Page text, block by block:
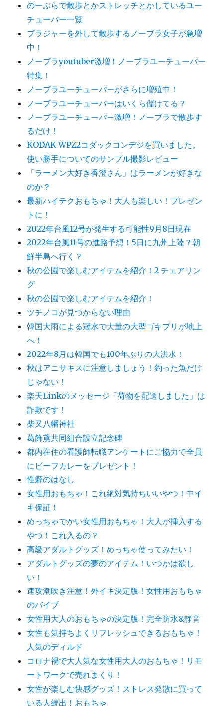
のーぶらで散歩とかストレッチとかしているユー
チューバー一覧
ブラジャーを外して散歩するノーブラ女子が急増
中！
ノーブラyoutuber激増！ノーブラユーチューバー
特集！
ノーブラユーチューバーがさらに増殖中！
ノーブラユーチューバーはいくら儲けてる？
ノーブラユーチューバー激増！ノーブラで散歩す
るだけ！
KODAK WPZ2コダックコンデジを買いました。
使い勝手についてのサンプル撮影レビュー
「ラーメン大好き香澄さん」はラーメンが好きな
のか？
最新ハイテクおもちゃ！大人も楽しい！プレゼン
トに！
2022年台風12号が発生する可能性9月8日現在
2022年台風11号の進路予想！5日に九州上陸？朝
鮮半島へ行く？
秋の公園で楽しむアイテムを紹介！2 チェアリン
グ
秋の公園で楽しむアイテムを紹介！
ツチノコが見つからない理由
韓国大雨による冠水で大量の大型ゴキブリが地上
へ！
2022年8月は韓国でも100年ぶりの大洪水！
秋はアニサキスに注意しましょう！釣った魚だけ
じゃない！
楽天Linkのメッセージ「荷物を配送しました」は
詐欺です！
柴又八幡神社
葛飾鳶共同組合設立記念碑
都内在住の看護師転職アンケートにご協力で全員
にビーフカレーをプレゼント！
性癖のはなし
女性用おもちゃ！これ絶対気持ちいいやつ！中イ
キ保証！
めっちゃでかい女性用おもちゃ！大人が挿入する
やつ！これ入るの？
高級アダルトグッズ！めっちゃ使ってみたい！
アダルトグッズの夢のアイテム！いつかは欲し
い！
速攻潮吹き注意！外イキ決定版！女性用おもちゃ
のバイブ
女性用大人のおもちゃの決定版！完全防水&静音
女性も気持ちよくリフレッシュできるおもちゃ！
人気のディルド
コロナ禍で大人気な女性用大人のおもちゃ！リモ
ートワークで売れまくり！
女性が楽しむ快感グッズ！ストレス発散に買って
いる人続出！おもちゃ